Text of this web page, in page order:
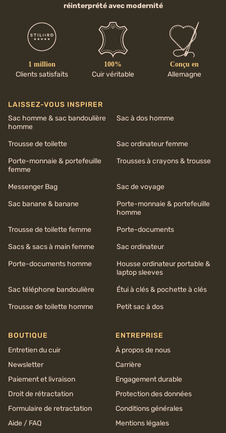
réinterprété avec modernité
1 million
Clients satisfaits
100%
Cuir véritable
Conçu en
Allemagne
LAISSEZ-VOUS INSPIRER
Sac homme & sac bandoulière
homme
Sac à dos homme
Trousse de toilette
Sac ordinateur femme
Porte-monnaie & portefeuille
femme
Trousses à crayons & trousse
Messenger Bag
Sac de voyage
Sac banane & banane
Porte-monnaie & portefeuille
homme
Trousse de toilette femme
Porte-documents
Sacs & sacs à main femme
Sac ordinateur
Porte-documents homme
Housse ordinateur portable &
laptop sleeves
Sac téléphone bandoulière
Étui à clés & pochette à clés
Trousse de toilette homme
Petit sac à dos
BOUTIQUE
Entretien du cuir
Newsletter
Paiement et livraison
Droit de rétractation
Formulaire de retractation
Aide / FAQ
ENTREPRISE
À propos de nous
Carrière
Engagement durable
Protection des données
Conditions générales
Mentions légales